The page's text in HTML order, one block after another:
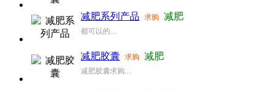
减肥系列产品 求购 减肥
都可以的...
减肥胶囊 求购 减肥
减肥胶囊求购...